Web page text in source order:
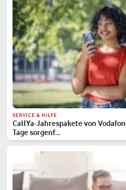
SERVICE & HILFE
CallYa-Jahrespakete von
Tage sorgenf…